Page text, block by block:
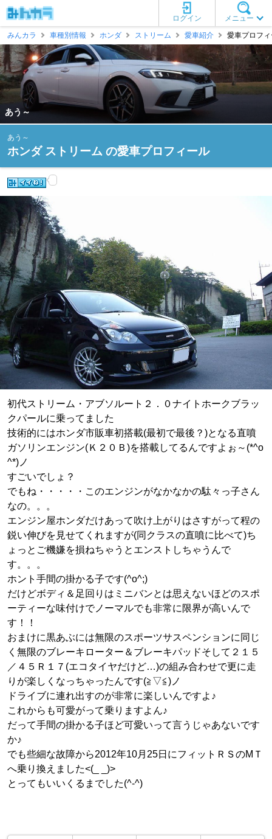
メニュー
ログイン
みんカラ
車種別情報 ホンダ ストリーム 愛車紹介 愛車プロフ
あう～
あう～
ホンダ ストリーム の愛車プロフィール
初代ストリーム・アブソルート２．０ナイトホークブラッ
クパールに乗ってました
技術的にはホンダ市販車初搭載(最初で最後？)となる直噴
ガソリンエンジン(Ｋ２０Ｂ)を搭載してるんですよぉ～(*^o
^*)ノ
すごいでしょ？
でもね・・・・・このエンジンがなかなかの駄々っ子さん
なの。。。
エンジン屋ホンダだけあって吹け上がりはさすがって程の
鋭い伸びを見せてくれますが(同クラスの直噴に比べて)ち
ょっとご機嫌を損ねちゃうとエンストしちゃうんで
す。。。
ホント手間の掛かる子です(^o^;)
だけどボディ＆足回りはミニバンとは思えないほどのスポ
ーティーな味付けでノーマルでも非常に限界が高いんで
す！！
おまけに黒あぶには無限のスポーツサスペンションに同じ
く無限のブレーキローター＆ブレーキパッドそして２１５
／４５Ｒ１７(エコタイヤだけど…)の組み合わせで更に走
りが楽しくなっちゃったんです(≧▽≦)ノ
ドライブに連れ出すのが非常に楽しいんですよ♪
これからも可愛がって乗りますよん♪
だって手間の掛かる子ほど可愛いって言うじゃあないです
か♪
でも些細な故障から2012年10月25日にフィットＲＳのMＴ
へ乗り換えました<(_ _)>
とってもいいくるまでした(^-^)